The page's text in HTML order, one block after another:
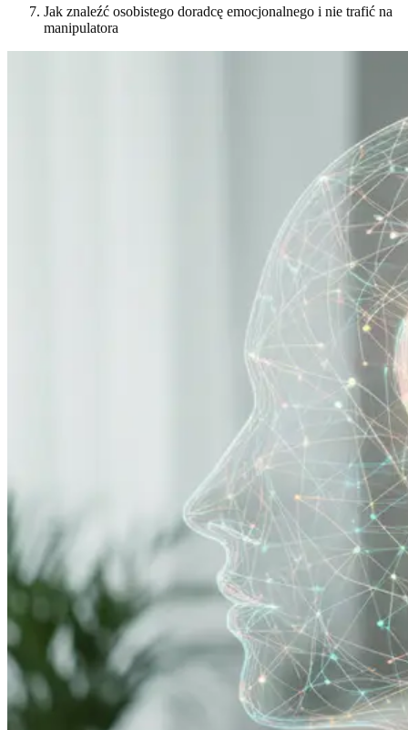
Jak znaleźć osobistego doradcę emocjonalnego i nie trafić na
manipulatora